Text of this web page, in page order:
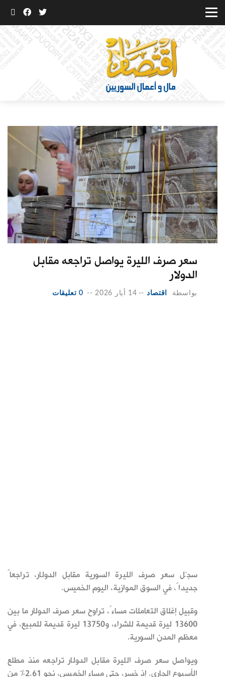
سعر صرف الليرة يواصل تراجعه مقابل
الدولار
بواسطة اقتصاد -- 14 أيار 2026 -- 0 تعليقات
سجّل سعر صرف الليرة السورية مقابل الدولار، تراجعاً
جديداً، في السوق الموازية، اليوم الخميس.
وقبيل إغلاق التعاملات مساءً، تراوح سعر صرف الدولار ما بين
13600 ليرة قديمة للشراء، و13750 ليرة قديمة للمبيع، في
معظم المدن السورية.
ويواصل سعر صرف الليرة مقابل الدولار تراجعه منذ مطلع
الأسبوع الجاري. إذ خسر، حتى مساء الخميس، نحو 2.61% من